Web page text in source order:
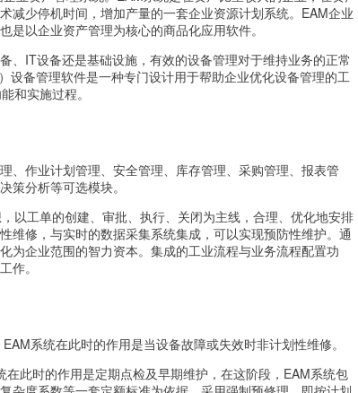
减少停机时间，增加产量的一套企业资源计划系统。EAM企业
以企业资产管理为核心的商品化应用软件。
、IT设备还是基础设施，有效的设备管理对于维持业务的正常
备管理软件是一种专门设计用于帮助企业优化设备管理的工
和实施过程。
、作业计划管理、安全管理、库存管理、采购管理、报表管
策分析等可选模块。
以工单的创建、审批、执行、关闭为主线，合理、优化地安排
维修，与实时的数据采集系统集成，可以实现预防性维护。通
为企业范围的智力资本。集成的工业流程与业务流程配置功
作。
系统在此时的作用是当设备故障或失效时非计划性维修。
此时的作用是定期点检及早期维护，在这阶段，EAM系统包